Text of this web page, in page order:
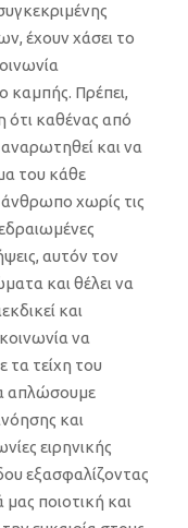
, έχουν χάσει το
καμπής. Πρέπει,
ότι καθένας από
και να
του κάθε
άνθρωπο χωρίς τις
εις, αυτόν τον
και θέλει να
και
να
τα τείχη του
απλώσουμε
και
ειρηνικής
εξασφαλίζοντας
μας ποιοτική και